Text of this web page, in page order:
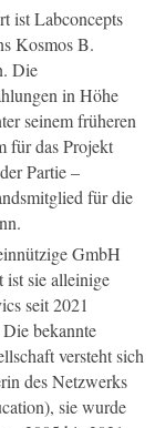
ist Labconcepts
Kosmos B.
Die
in Höhe
seinem früheren
für das Projekt
Partie –
für die
GmbH
sie alleinige
seit 2021
bekannte
versteht sich
des Netzwerks
sie wurde